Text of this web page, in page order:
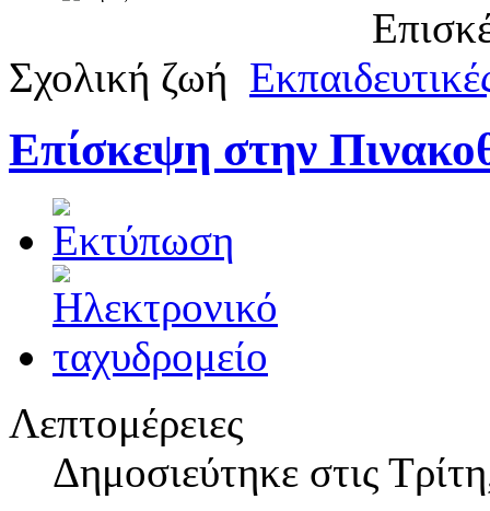
Σχολική ζωή
Επίσκεψη στην
Λεπτομέρειες
Δημοσιεύτηκε στις